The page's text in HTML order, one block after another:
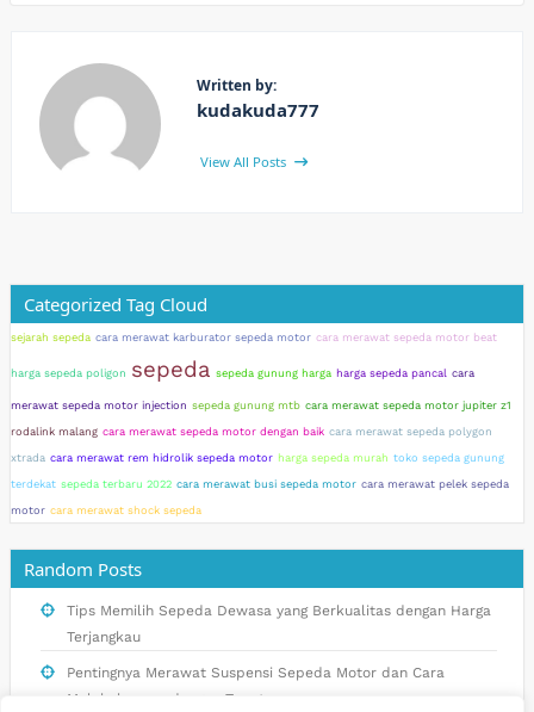
Written by:
kudakuda777
View All Posts
Categorized Tag Cloud
sejarah sepeda cara merawat karburator sepeda motor cara merawat sepeda motor beat
harga sepeda poligon sepeda sepeda gunung harga harga sepeda pancal cara
merawat sepeda motor injection sepeda gunung mtb cara merawat sepeda motor jupiter z1
rodalink malang cara merawat sepeda motor dengan baik cara merawat sepeda polygon
xtrada cara merawat rem hidrolik sepeda motor harga sepeda murah toko sepeda gunung
terdekat sepeda terbaru 2022 cara merawat busi sepeda motor cara merawat pelek sepeda
motor cara merawat shock sepeda
Random Posts
Tips Memilih Sepeda Dewasa yang Berkualitas dengan Harga
Terjangkau
Pentingnya Merawat Suspensi Sepeda Motor dan Cara
Melakukannya dengan Tepat